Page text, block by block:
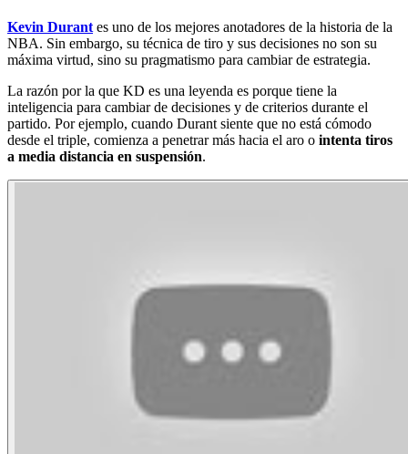
Kevin Durantes uno de los mejores anotadores de la historia de la
NBA. Sin embargo, su técnica de tiro y sus decisiones no son su
máxima virtud, sino su pragmatismo para cambiar de estrategia.
La razón por la que KD es una leyenda es porque tiene la
inteligencia para cambiar de decisiones y de criterios durante el
partido. Por ejemplo, cuando Durant siente que no está cómodo
desde el triple, comienza a penetrar más hacia el aro o intenta tiros
a media distancia en suspensión.